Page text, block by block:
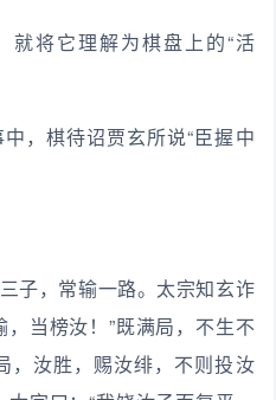
就将它理解为棋盘上的“活
，棋待诏贾玄所说“臣握中
，常输一路。太宗知玄诈
当榜汝！”既满局，不生不
，汝胜，赐汝绯，不则投汝